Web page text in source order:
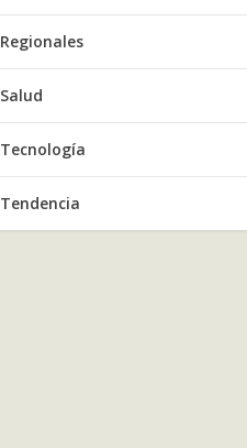
Regionales
Salud
Tecnología
Tendencia